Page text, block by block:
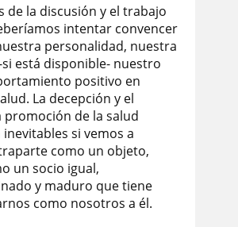
de la discusión y el trabajo
intentar convencer
personalidad, nuestra
está disponible- nuestro
positivo en
La decepción y el
promoción de la salud
si vemos a
como un objeto,
un socio igual,
y maduro que tiene
como nosotros a él.